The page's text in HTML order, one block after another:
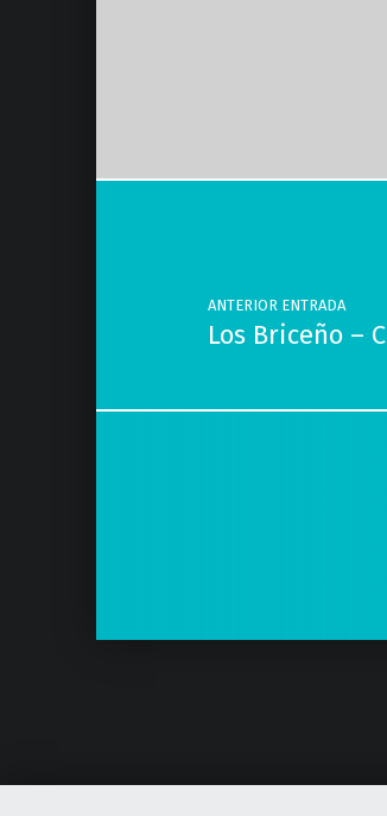
Navegación de entradas
ANTERIOR ENTRADA
Los Briceño –